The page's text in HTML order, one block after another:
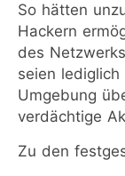
So hätten
Hackern
des
seien
Umgebung
verdächtige
Zu den